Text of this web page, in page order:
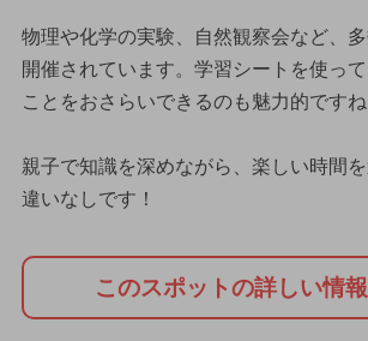
物理や化学の実験、自然観察会など、
開催されています。学習シートを使っ
ことをおさらいできるのも魅力的ですね
親子で知識を深めながら、楽しい時間
違いなしです！
このスポットの詳しい情